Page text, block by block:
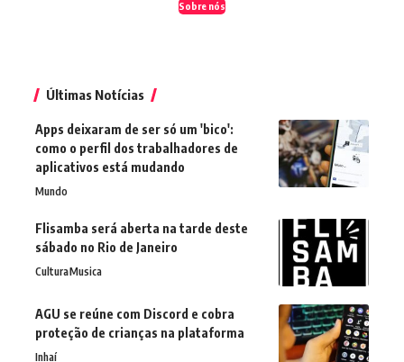
Sobre nós
Últimas Notícias
Apps deixaram de ser só um 'bico':
como o perfil dos trabalhadores de
aplicativos está mudando
Mundo
Flisamba será aberta na tarde deste
sábado no Rio de Janeiro
CulturaMusica
AGU se reúne com Discord e cobra
proteção de crianças na plataforma
Inhaí